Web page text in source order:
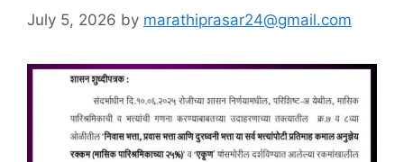
July 5, 2026 by marathiprasar24@gmail.com